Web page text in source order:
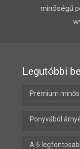
minőségű
Legutóbbi
Prémium
Ponyvából
A 6